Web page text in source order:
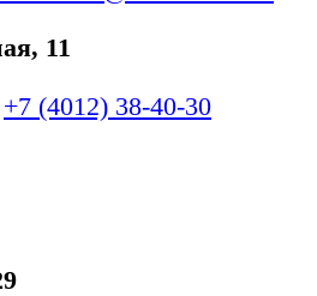
11
+7 (4012) 38-40-30